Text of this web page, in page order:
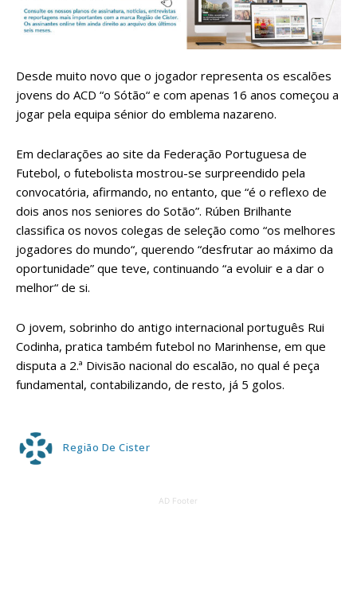
Desde muito novo que o jogador representa os escalões
jovens do ACD “o Sótão“ e com apenas 16 anos começou a
jogar pela equipa sénior do emblema nazareno.
Em declarações ao site da Federação Portuguesa de
Futebol, o futebolista mostrou-se surpreendido pela
convocatória, afirmando, no entanto, que “é o reflexo de
dois anos nos seniores do Sotão”. Rúben Brilhante
classifica os novos colegas de seleção como “os melhores
jogadores do mundo“, querendo “desfrutar ao máximo da
oportunidade” que teve, continuando “a evoluir e a dar o
melhor“ de si.
O jovem, sobrinho do antigo internacional português Rui
Codinha, pratica também futebol no Marinhense, em que
disputa a 2.ª Divisão nacional do escalão, no qual é peça
fundamental, contabilizando, de resto, já 5 golos.
Região De Cister
AD Footer